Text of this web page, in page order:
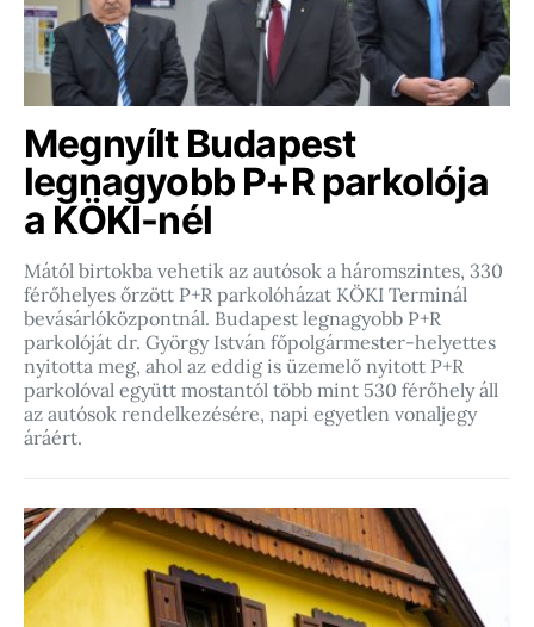
Megnyílt Budapest
legnagyobb P+R parkolója
a KÖKI-nél
Mától birtokba vehetik az autósok a háromszintes, 330
férőhelyes őrzött P+R parkolóházat KÖKI Terminál
bevásárlóközpontnál. Budapest legnagyobb P+R
parkolóját dr. György István főpolgármester-helyettes
nyitotta meg, ahol az eddig is üzemelő nyitott P+R
parkolóval együtt mostantól több mint 530 férőhely áll
az autósok rendelkezésére, napi egyetlen vonaljegy
áráért.